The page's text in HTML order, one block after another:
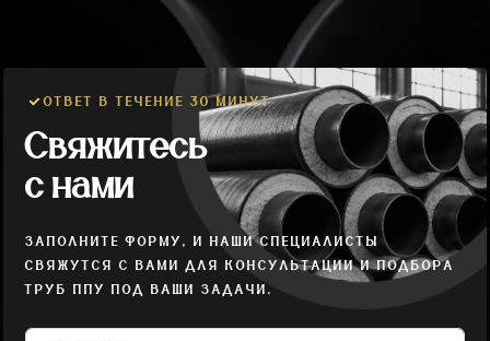
ОТВЕТ В ТЕЧЕНИЕ 30 МИНУТ
Свяжитесь
с нами
ЗАПОЛНИТЕ ФОРМУ, И НАШИ СПЕЦИАЛИСТЫ
СВЯЖУТСЯ С ВАМИ ДЛЯ КОНСУЛЬТАЦИИ И ПОДБОРА
ТРУБ ППУ ПОД ВАШИ ЗАДАЧИ.